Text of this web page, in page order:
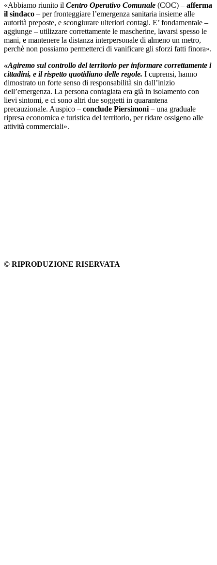
«Abbiamo riunito il Centro Operativo Comunale (COC) – afferma
il sindaco – per fronteggiare l’emergenza sanitaria insieme alle
autorità preposte, e scongiurare ulteriori contagi. E’ fondamentale –
aggiunge – utilizzare correttamente le mascherine, lavarsi spesso le
mani, e mantenere la distanza interpersonale di almeno un metro,
perchè non possiamo permetterci di vanificare gli sforzi fatti finora».
«Agiremo sul controllo del territorio per informare correttamente i
cittadini, e il rispetto quotidiano delle regole. I cuprensi, hanno
dimostrato un forte senso di responsabilità sin dall’inizio
dell’emergenza. La persona contagiata era già in isolamento con
lievi sintomi, e ci sono altri due soggetti in quarantena
precauzionale. Auspico – conclude Piersimoni – una graduale
ripresa economica e turistica del territorio, per ridare ossigeno alle
attività commerciali».
© RIPRODUZIONE RISERVATA